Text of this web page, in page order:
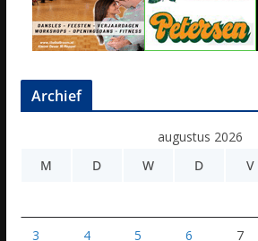
Archief
augustus 2026
M
D W D V
3 4 5 6 7